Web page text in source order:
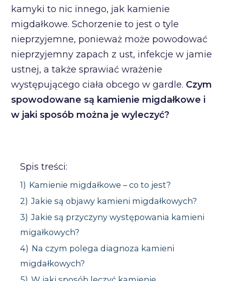
kamyki to nic innego, jak kamienie
migdałkowe. Schorzenie to jest o tyle
nieprzyjemne, ponieważ może powodować
nieprzyjemny zapach z ust, infekcje w jamie
ustnej, a także sprawiać wrażenie
występującego ciała obcego w gardle. Czym
spowodowane są kamienie migdałkowe i
w jaki sposób można je wyleczyć?
Spis treści:
1) Kamienie migdałkowe – co to jest?
2) Jakie są objawy kamieni migdałkowych?
3) Jakie są przyczyny występowania kamieni
migałkowych?
4) Na czym polega diagnoza kamieni
migdałkowych?